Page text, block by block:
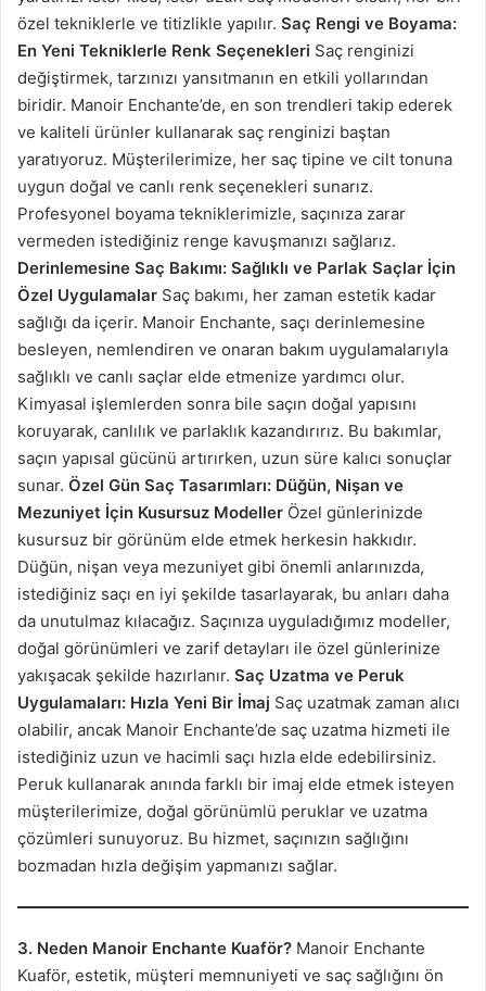
özel tekniklerle ve titizlikle yapılır. Saç Rengi ve Boyama:
En Yeni Tekniklerle Renk Seçenekleri Saç renginizi
değiştirmek, tarzınızı yansıtmanın en etkili yollarından
biridir. Manoir Enchante’de, en son trendleri takip ederek
ve kaliteli ürünler kullanarak saç renginizi baştan
yaratıyoruz. Müşterilerimize, her saç tipine ve cilt tonuna
uygun doğal ve canlı renk seçenekleri sunarız.
Profesyonel boyama tekniklerimizle, saçınıza zarar
vermeden istediğiniz renge kavuşmanızı sağlarız.
Derinlemesine Saç Bakımı: Sağlıklı ve Parlak Saçlar İçin
Özel Uygulamalar Saç bakımı, her zaman estetik kadar
sağlığı da içerir. Manoir Enchante, saçı derinlemesine
besleyen, nemlendiren ve onaran bakım uygulamalarıyla
sağlıklı ve canlı saçlar elde etmenize yardımcı olur.
Kimyasal işlemlerden sonra bile saçın doğal yapısını
koruyarak, canlılık ve parlaklık kazandırırız. Bu bakımlar,
saçın yapısal gücünü artırırken, uzun süre kalıcı sonuçlar
sunar. Özel Gün Saç Tasarımları: Düğün, Nişan ve
Mezuniyet İçin Kusursuz Modeller Özel günlerinizde
kusursuz bir görünüm elde etmek herkesin hakkıdır.
Düğün, nişan veya mezuniyet gibi önemli anlarınızda,
istediğiniz saçı en iyi şekilde tasarlayarak, bu anları daha
da unutulmaz kılacağız. Saçınıza uyguladığımız modeller,
doğal görünümleri ve zarif detayları ile özel günlerinize
yakışacak şekilde hazırlanır. Saç Uzatma ve Peruk
Uygulamaları: Hızla Yeni Bir İmaj Saç uzatmak zaman alıcı
olabilir, ancak Manoir Enchante’de saç uzatma hizmeti ile
istediğiniz uzun ve hacimli saçı hızla elde edebilirsiniz.
Peruk kullanarak anında farklı bir imaj elde etmek isteyen
müşterilerimize, doğal görünümlü peruklar ve uzatma
çözümleri sunuyoruz. Bu hizmet, saçınızın sağlığını
bozmadan hızla değişim yapmanızı sağlar.
3. Neden Manoir Enchante Kuaför? Manoir Enchante
Kuaför, estetik, müşteri memnuniyeti ve saç sağlığını ön